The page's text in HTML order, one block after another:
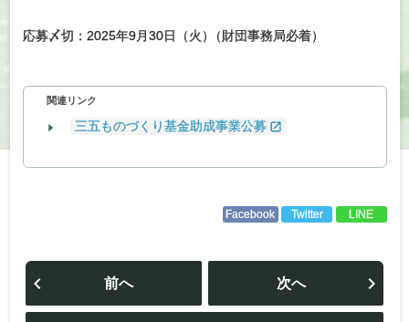
応募〆切：2025年9月30日（火 ） （財団事務局必着）
関連リンク
三五ものづくり基金助成事業公募
Facebook Twitter LINE
投
ビ
前へ 次へ